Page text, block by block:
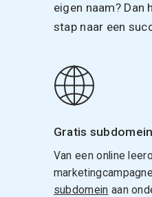
eigen naam? Dan
stap naar een
Gratis
Van een online
subdomein aan